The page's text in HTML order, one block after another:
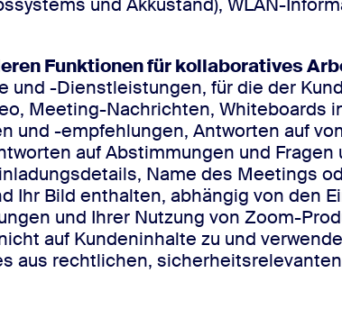
Funktionen für kollaboratives
-Dienstleistungen, für die der
Meeting-Nachrichten, Whiteboards
und -empfehlungen, Antworten auf
auf Abstimmungen und Fragen
Name des Meetings
Ihr Bild enthalten, abhängig von den
und Ihrer Nutzung von Zoom-
auf Kundeninhalte zu und
aus rechtlichen,